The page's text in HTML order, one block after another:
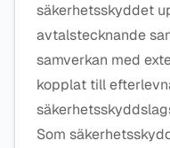
säkerhetsskyddet
avtalstecknande
samverkan med
kopplat till
Som